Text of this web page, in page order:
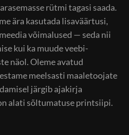
rütmi tagasi saada.
ära kasutada lisaväärtusi,
võimalused — seda nii
kui ka muude veebi-
näol. Oleme avatud
meelsasti maaletoojate
järgib ajakirja
alati sõltumatuse printsiipi.